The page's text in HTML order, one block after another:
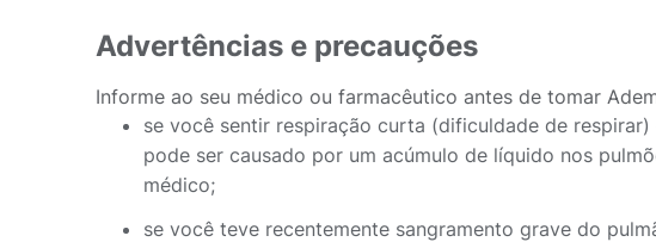
Advertências e precauções
Informe ao seu médico ou farmacêutico antes de tomar
se você sentir respiração curta (dificuldade de
pode ser causado por um acúmulo de líquido nos
médico;
se você teve recentemente sangramento grave do